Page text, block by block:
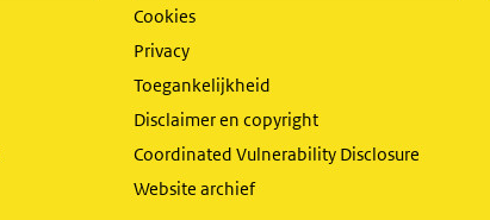
Cookies
Privacy
Toegankelijkheid
Disclaimer en copyright
Coordinated Vulnerability Disclosure
Website archief